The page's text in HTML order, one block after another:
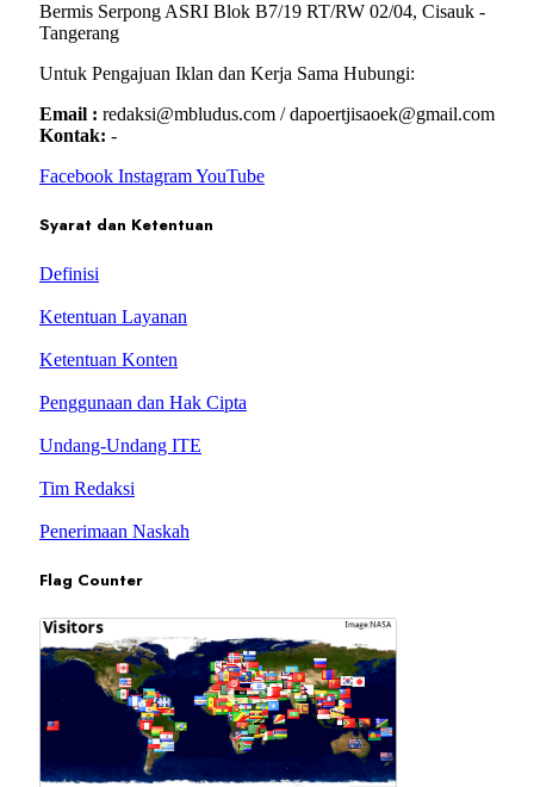
Bermis Serpong ASRI Blok B7/19 RT/RW 02/04, Cisauk -
Tangerang
Untuk Pengajuan Iklan dan Kerja Sama Hubungi:
Email : redaksi@mbludus.com / dapoertjisaoek@gmail.com
Kontak: -
Facebook InstagramYouTube
Syarat dan Ketentuan
Definisi
Ketentuan Layanan
Ketentuan Konten
Penggunaan dan Hak Cipta
Undang-Undang ITE
Tim Redaksi
Penerimaan Naskah
Flag Counter